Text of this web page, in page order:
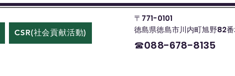
CSR(社会貢献活動) お問い合わせ
〒771-0101
徳島県徳島市川内町旭野82
☎088-678-8135